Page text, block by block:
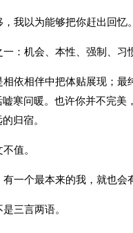
我以为能够把你赶出回忆。
：机会、本性、强制、习
依相伴中把体贴展现；最
寒问暖。也许你并不完
归宿。
值。
一个最本来的我，就也会
三言两语。